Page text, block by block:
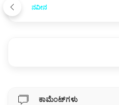
ನವೀನ
ಕಾಮೆಂಟ್‌ಗಳು